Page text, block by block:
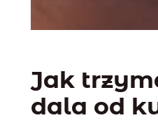
Jak
dala od